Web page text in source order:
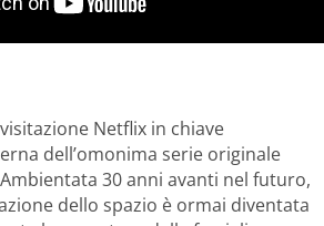
Netflix in chiave
dell’omonima serie originale
Ambientata 30 anni avanti nel futuro,
dello spazio è ormai diventata